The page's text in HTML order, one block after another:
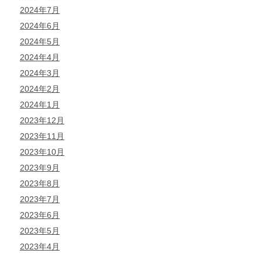
2024年7月
2024年6月
2024年5月
2024年4月
2024年3月
2024年2月
2024年1月
2023年12月
2023年11月
2023年10月
2023年9月
2023年8月
2023年7月
2023年6月
2023年5月
2023年4月